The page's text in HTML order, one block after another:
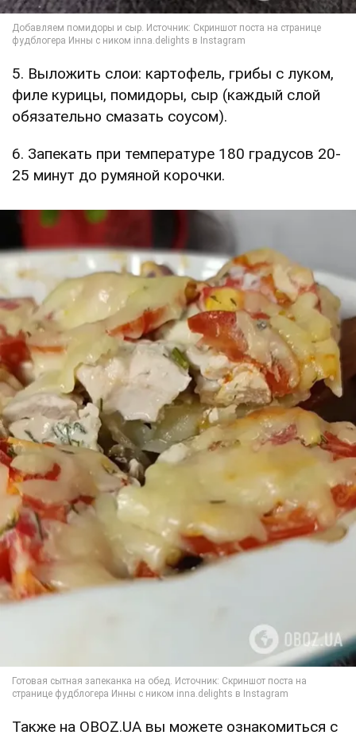
5. Выложить слои: картофель, грибы с луком,
филе курицы, помидоры, сыр (каждый слой
обязательно смазать соусом).
6. Запекать при температуре 180 градусов 20-
25 минут до румяной корочки.
Также на OBOZ.UA вы можете ознакомиться с